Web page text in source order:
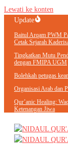
Lewati ke konten
Update
Baitul Arqam PWM
Cetak Sejarah
Tingkatkan Mutu
dengan FMIPA UGM
Bolehkah petugas
Organisasi Arab dan
Qur’anic Healing:
Ketenangan Jiwa